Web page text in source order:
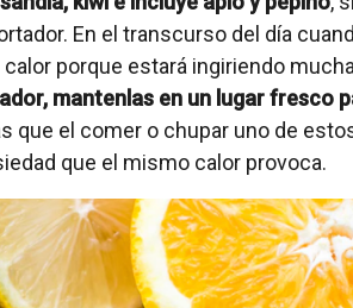
En el transcurso del día
porque estará ingiriendo
mantenlas en un lugar fresco
que el comer o chupar uno de
que el mismo calor provoca.